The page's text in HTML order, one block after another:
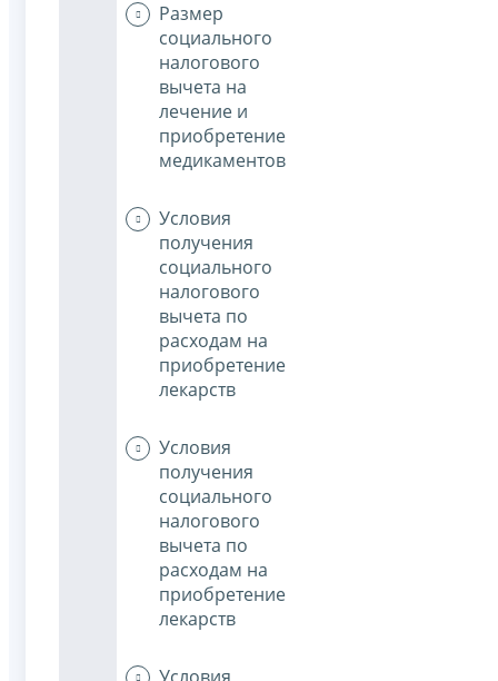
Размер
социального
налогового
вычета на
лечение и
приобретение
медикаментов
Условия
получения
социального
налогового
вычета по
расходам на
приобретение
лекарств
Условия
получения
социального
налогового
вычета по
расходам на
приобретение
лекарств